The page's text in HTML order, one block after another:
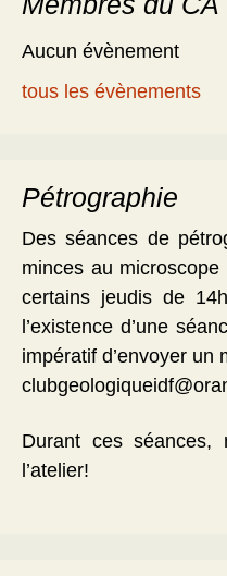
Aucun évènement
tous les évènements
Pétrographie
Des séances de
minces au
certains jeudis de
l’existence d’une
impératif d’envoyer un
Durant ces
l’atelier!